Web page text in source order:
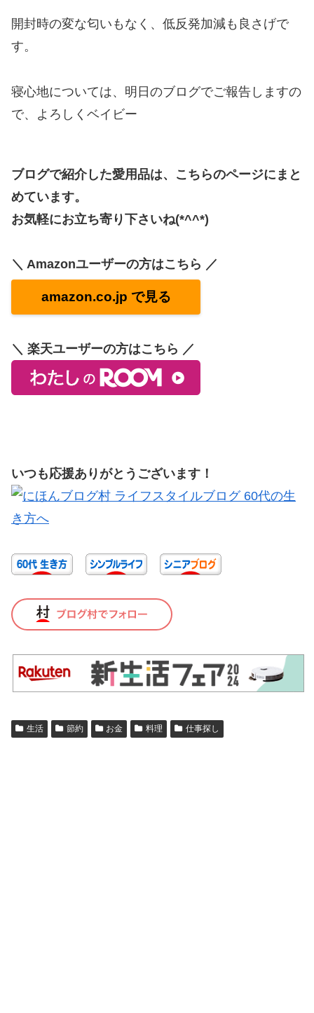
開封時の変な匂いもなく、低反発加減も良さげで
す。
寝心地については、明日のブログでご報告しますの
で、よろしくベイビー
ブログで紹介した愛用品は、こちらのページにまと
めています。
お気軽にお立ち寄り下さいね(*^^*)
＼ Amazonユーザーの方はこちら ／
amazon.co.jp で見る
＼ 楽天ユーザーの方はこちら ／
いつも応援ありがとうございます！
生活 節約 お金 料理 仕事探し